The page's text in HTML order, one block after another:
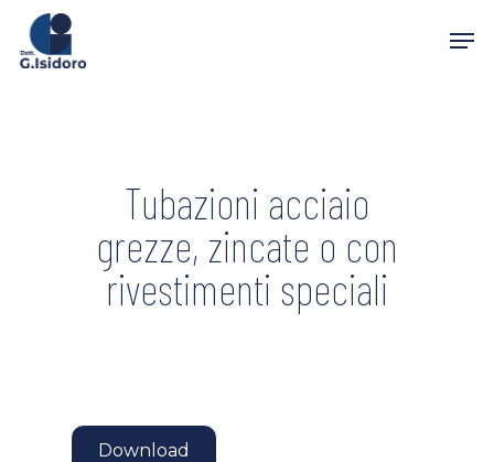
Skip
Tubazioni acciaio
grezze, zincate o con
rivestimenti speciali
Download